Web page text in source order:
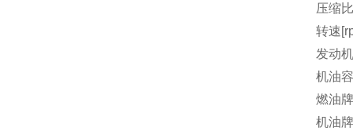
压缩比
转速
发动
机油
燃油
机油